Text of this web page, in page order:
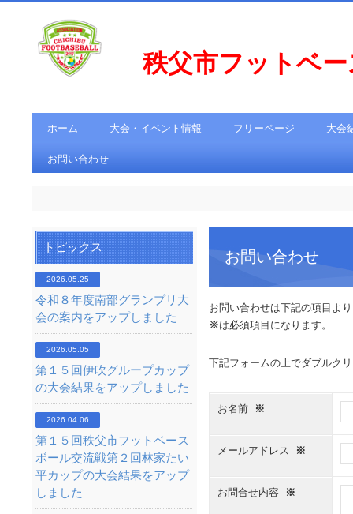
秩父市フットベ
ホーム 大会・イベント情報 フリーページ 大会
お問い合わせ
お問い合わせ
お問い合わせは下記の項目よ
※は必須項目になります。
下記フォームの上でダブルク
お名前 ※
メールアドレス ※
お問合せ内容 ※
トピックス
2026.05.25
令和８年度南部グランプリ大
会の案内をアップしました
2026.05.05
第１５回伊吹グループカップ
の大会結果をアップしました
2026.04.06
第１５回秩父市フットベース
ボール交流戦第２回林家たい
平カップの大会結果をアップ
しました